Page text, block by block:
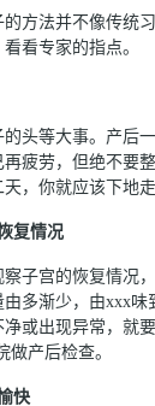
方法并不像传统习
看专家的指点。
头等大事。产后
再疲劳，但绝不要
，你就应该下地走
复情况
察子宫的恢复情况
多渐少，由xxx味
或出现异常，就
做产后检查。
快